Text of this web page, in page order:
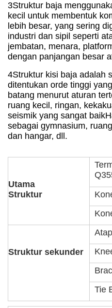
3Struktur baja
kecil untuk membentuk
lebih besar, yang sering
industri dan sipil seperti
jembatan, menara,
dengan panjangan besar
4Struktur kisi baja adalah
ditentukan orde tinggi
batang menurut aturan
ruang kecil, ringan,
seismik yang sangat
sebagai gymnasium,
dan hangar, dll.
Utama
Struktur
Struktur sekunder
Tie